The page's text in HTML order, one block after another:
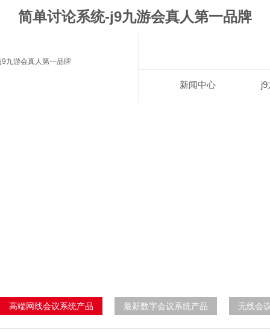
简单讨论系统-j9九游会真人第一品牌
j9九游会真人第一品牌
新闻中心
高端网线会议系统产品 最新数字会议系统产品 无线会